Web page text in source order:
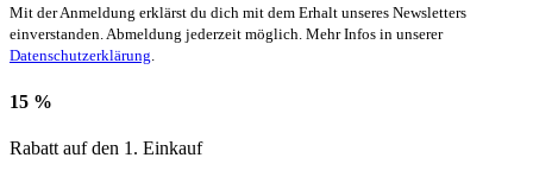
Mit der Anmeldung erklärst du dich mit dem Erhalt unseres Newsletters
einverstanden. Abmeldung jederzeit möglich. Mehr Infos in unserer
Datenschutzerklärung.
15 %
Rabatt auf den 1. Einkauf